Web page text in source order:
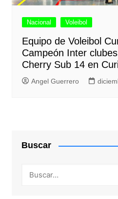
Nacional Voleibol
Equipo de Voleibol
Campeón Inter
Cherry Sub 14 en
Angel Guerrero
Buscar